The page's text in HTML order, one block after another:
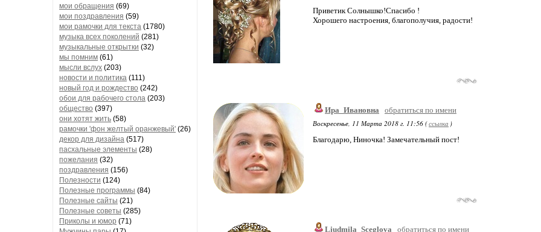
мои обращения (69)
мои поздравления (59)
мои рамочки для текста (1780)
музыка всех поколений (281)
музыкальные открытки (32)
мы помним (61)
мысли вслух (203)
новости и политика (111)
новый год и рождество (242)
обои для рабочего стола (203)
общество (397)
они хотят жить (58)
рамочки 'фон желтый оранжевый' (26)
декор для дизайна (517)
пасхальные элементы (28)
пожелания (32)
поздравления (156)
Полезности (124)
Полезные программы (84)
Полезные сайты (21)
Полезные советы (285)
Приколы и юмор (71)
Приветик Солнышко!Спасибо !
Хорошего настроения, благополучия, радости!
Ира_Ивановна
обратиться по имени
Воскресенье, 11 Марта 2018 г. 11:56 (ссылка )
Благодарю, Ниночка! Замечательный пост!
Liudmila_Sceglova
обратиться по имени